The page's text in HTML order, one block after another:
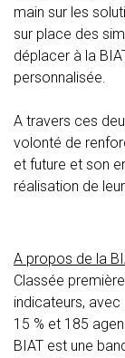
main sur les
sur place des
déplacer à la
personnalisée.
A travers ces
volonté de
et future et son
réalisation de
A propos de la
Classée
indicateurs, avec
15 % et 185
BIAT est une